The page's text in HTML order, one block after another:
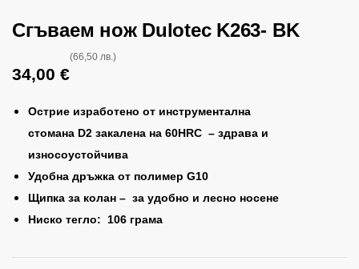
Сгъваем нож Dulotec K263- BK
34,00 €
(66,50 лв.)
Острие изработено от инструментална
стомана D2 закалена на 60HRC – здрава и
износоустойчива
Удобна дръжка от полимер G10
Щипка за колан – за удобно и лесно носене
Ниско тегло: 106 грама